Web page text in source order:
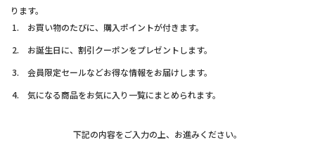
ります。
お買い物のたびに、購入ポイントが付きます。
お誕生日に、割引クーポンをプレゼントします。
会員限定セールなどお得な情報をお届けします。
気になる商品をお気に入り一覧にまとめられます。
下記の内容をご入力の上、お進みください。